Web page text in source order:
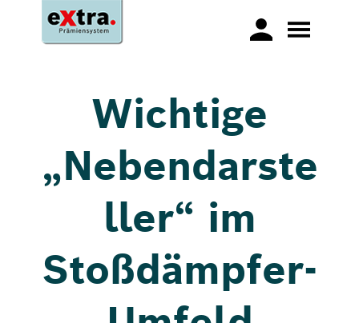
Wichtige
„Nebendarste
ller“ im
Stoßdämpfer-